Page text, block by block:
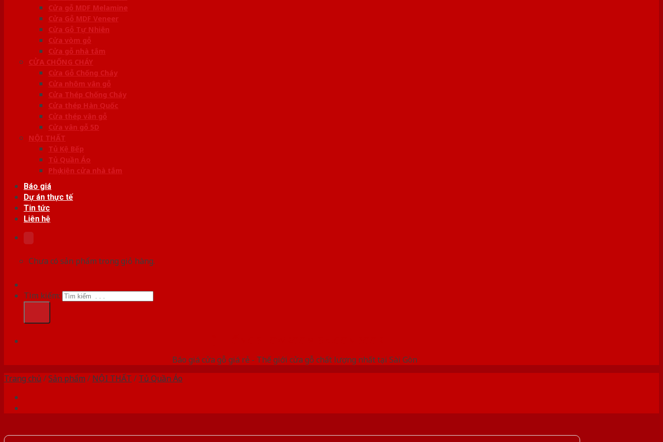
Cửa gỗ MDF Melamine
Cửa Gỗ MDF Veneer
Cửa Gỗ Tự Nhiên
Cửa vòm gỗ
Cửa gỗ nhà tắm
CỬA CHỐNG CHÁY
Cửa Gỗ Chống Cháy
Cửa nhôm vân gỗ
Cửa Thép Chống Cháy
Cửa thép Hàn Quốc
Cửa thép vân gỗ
Cửa vân gỗ 5D
NỘI THẤT
Tủ Kệ Bếp
Tủ Quần Áo
Phụ kiện cửa nhà tắm
Báo giá
Dự án thực tế
Tin tức
Liên hệ
Chưa có sản phẩm trong giỏ hàng.
Tìm kiếm:
Báo giá cửa gỗ giá rẻ - Thế giới cửa gỗ chất lượng nhất tại Sài Gòn
Trang chủ /Sản phẩm / NỘI THẤT / Tủ Quần Áo